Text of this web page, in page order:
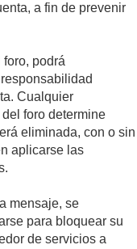
a fin de prevenir
podrá
Cualquier
foro determine
eliminada, con o sin
aplicarse las
mensaje, se
para bloquear su
de servicios a